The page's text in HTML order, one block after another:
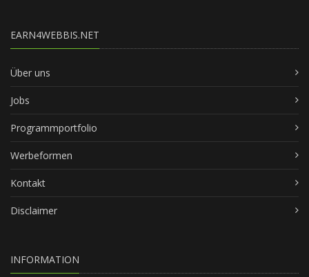
EARN4WEBBIS.NET
Über uns
Jobs
Programmportfolio
Werbeformen
Kontakt
Disclaimer
INFORMATION